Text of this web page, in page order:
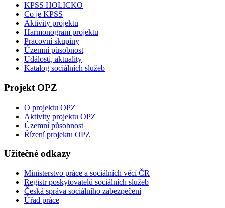
KPSS HOLICKO
Co je KPSS
Aktivity projektu
Harmonogram projektu
Pracovní skupiny
Územní působnost
Události, aktuality
Katalog sociálních služeb
Projekt OPZ
O projektu OPZ
Aktivity projektu OPZ
Územní působnost
Řízení projektu OPZ
Užitečné odkazy
Ministerstvo práce a sociálních věcí ČR
Registr poskytovatelů sociálních služeb
Česká správa sociálního zabezpečení
Úřad práce